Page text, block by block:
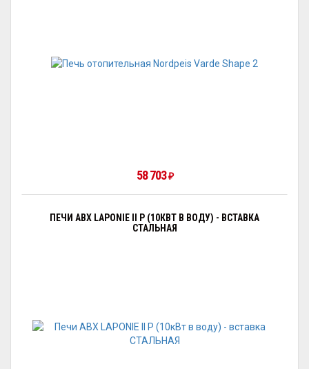
58 703 ₽
ПЕЧИ ABX LAPONIE II P (10КВТ В ВОДУ) - ВСТАВКА
СТАЛЬНАЯ